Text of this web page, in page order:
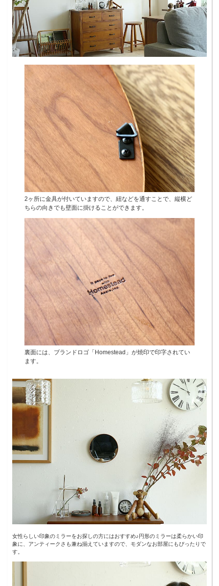
2ヶ所に金具が付いていますので、紐などを通すことで、縦横ど
ちらの向きでも壁面に掛けることができます。
裏面には、ブランドロゴ「Homestead」が焼印で印字されてい
ます。
女性らしい印象のミラーをお探しの方にはおすすめ♪円形のミラーは柔らかい印
象に、アンティークさも兼ね揃えていますので、モダンなお部屋にもぴったりで
す。